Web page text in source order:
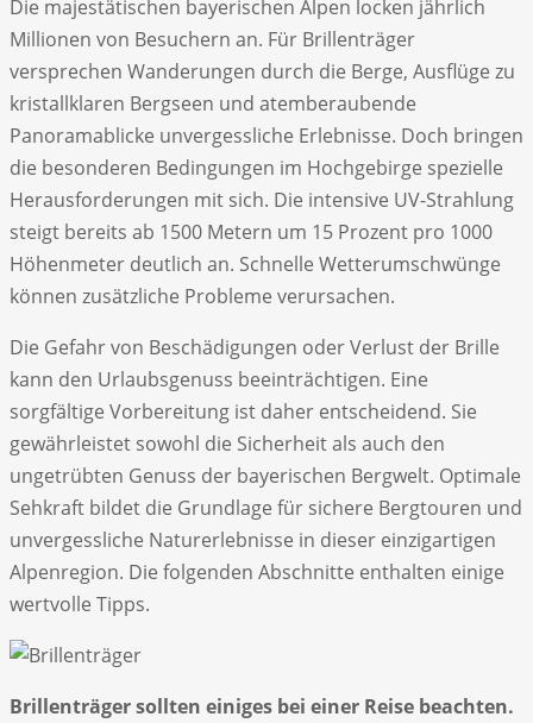
Die majestätischen bayerischen Alpen locken jährlich
Millionen von Besuchern an. Für Brillenträger
versprechen Wanderungen durch die Berge, Ausflüge zu
kristallklaren Bergseen und atemberaubende
Panoramablicke unvergessliche Erlebnisse. Doch bringen
die besonderen Bedingungen im Hochgebirge spezielle
Herausforderungen mit sich. Die intensive UV-Strahlung
steigt bereits ab 1500 Metern um 15 Prozent pro 1000
Höhenmeter deutlich an. Schnelle Wetterumschwünge
können zusätzliche Probleme verursachen.
Die Gefahr von Beschädigungen oder Verlust der Brille
kann den Urlaubsgenuss beeinträchtigen. Eine
sorgfältige Vorbereitung ist daher entscheidend. Sie
gewährleistet sowohl die Sicherheit als auch den
ungetrübten Genuss der bayerischen Bergwelt. Optimale
Sehkraft bildet die Grundlage für sichere Bergtouren und
unvergessliche Naturerlebnisse in dieser einzigartigen
Alpenregion. Die folgenden Abschnitte enthalten einige
wertvolle Tipps.
Brillenträger sollten einiges bei einer Reise beachten.